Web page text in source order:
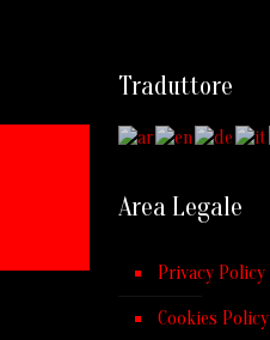
Traduttore
Area Legale
Privacy Policy
Cookies Policy